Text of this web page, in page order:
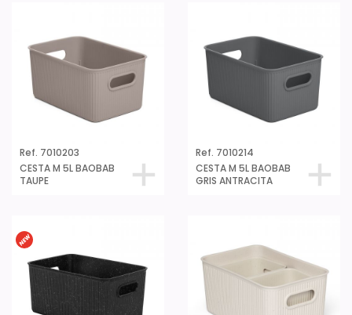
Ref. 7010203
CESTA M 5L BAOBAB
TAUPE
Ref. 7010214
CESTA M 5L BAOBAB
GRIS ANTRACITA